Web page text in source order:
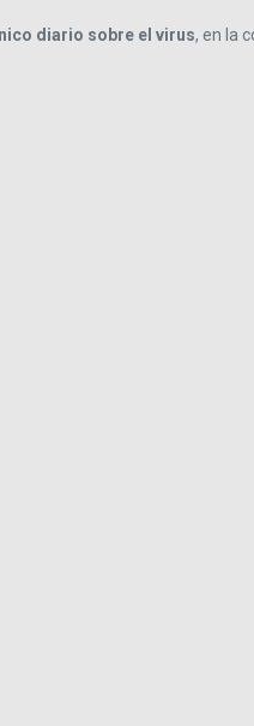
diario sobre el virus, en la